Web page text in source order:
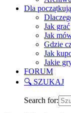
Dla
Jak grać
Jak
Gdzie
Jak
Jakie
FORUM
🔍 SZUKAJ
Search for: